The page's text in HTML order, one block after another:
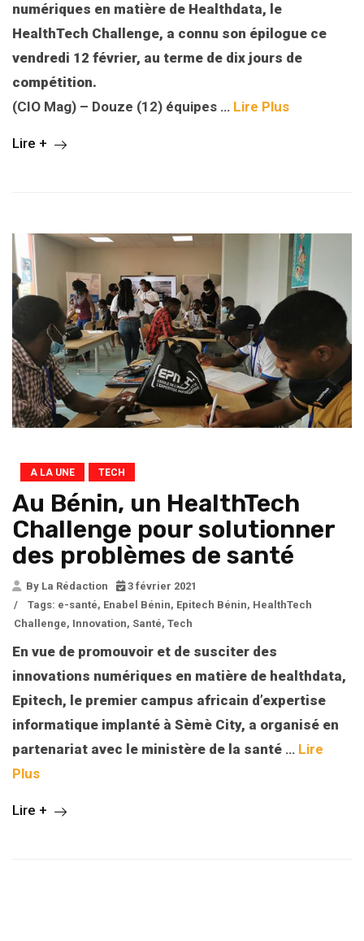
numériques en matière de Healthdata, le
HealthTech Challenge, a connu son épilogue ce
vendredi 12 février, au terme de dix jours de
compétition.
(CIO Mag) – Douze (12) équipes … Lire Plus
Lire +
A LA UNE TECH
Au Bénin, un HealthTech
Challenge pour solutionner
des problèmes de santé
By La Rédaction
3 février 2021
/
Tags: e-santé, Enabel Bénin, Epitech Bénin, HealthTech
Challenge, Innovation, Santé, Tech
En vue de promouvoir et de susciter des
innovations numériques en matière de healthdata,
Epitech, le premier campus africain d’expertise
informatique implanté à Sèmè City, a organisé en
partenariat avec le ministère de la santé … Lire
Plus
Lire +